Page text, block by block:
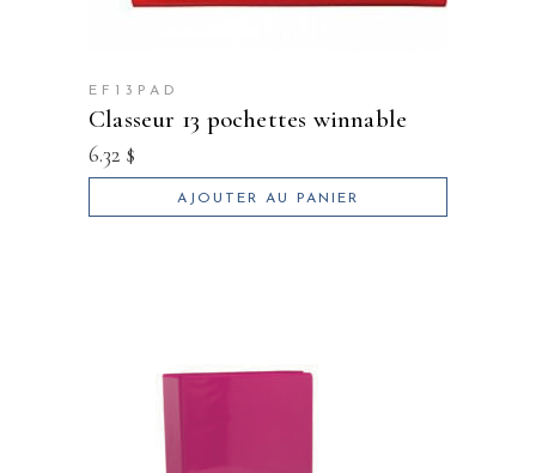
EF13PAD
classeur 13 pochettes winnable
6.32 $
AJOUTER AU PANIER